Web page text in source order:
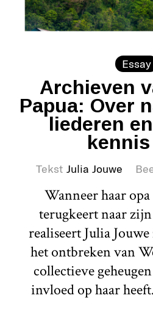
Essay
Archieven
Papua: Over
liederen
Tekst Julia Jouwe
Wanneer haar
terugkeert naar
realiseert Julia
het ontbreken van
collectieve
invloed op haar heeft.